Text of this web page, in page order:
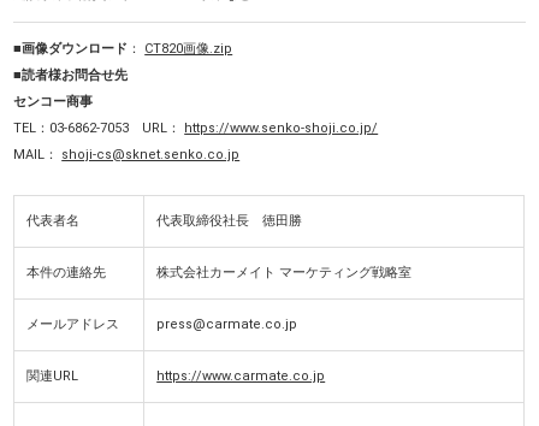
■画像ダウンロード ： CT820画像.zip
■読者様お問合せ先
センコー商事
TEL：03-6862-7053 URL：
https://www.senko-shoji.co.jp/
MAIL： shoji-cs@sknet.senko.co.jp
代表者名 代表取締役社長 徳田勝
本件の連絡先 株式会社カーメイト マーケティング戦略室
メールアドレス press@carmate.co.jp
関連URL https://www.carmate.co.jp